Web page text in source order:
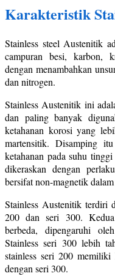
Karakteristik
Stainless steel Austenitik
campuran besi, karbon,
dengan menambahkan
dan nitrogen.
Stainless Austenitik ini
dan paling banyak
ketahanan korosi yang
martensitik. Disamping
ketahanan pada suhu
dikeraskan dengan
bersifat non-magnetik
Stainless Austenitik terdiri
200 dan seri 300.
berbeda, dipengaruhi
Stainless seri 300 lebih
stainless seri 200
dengan seri 300.